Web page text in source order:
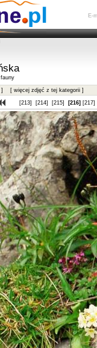
E-
[ więcej zdjęć z tej kategorii ]
[213] [214] [215] [216] [217]